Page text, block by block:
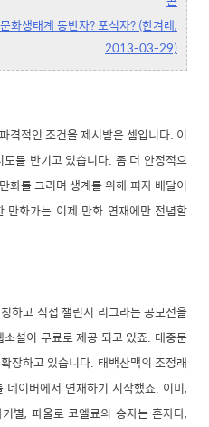
화생태계 동반자? 포식자? (한겨레,
2013-03-29)
격적인 조건을 제시받은 셈입니다. 이
를 반기고 있습니다. 좀 더 안정적으
화를 그리며 생계를 위해 피자 배달이
만화가는 이제 만화 연재에만 전념할
하고 직접 챌린지 리그라는 공모전을
설이 무료로 제공 되고 있죠. 대중문
장하고 있습니다. 태백산맥의 조정래
이버에서 연재하기 시작했죠. 이미,
별, 파울로 코엘료의 승자는 혼자다,